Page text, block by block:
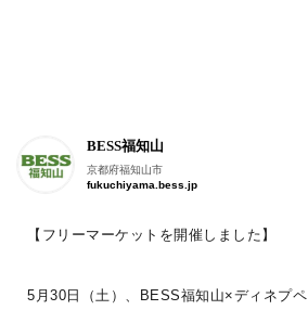
人気のタグ
BESSの家
京都府福知山市
こんにちは。
BESS福知山
京都府福知山市
fukuchiyama.bess.jp
【フリーマーケットを開催しました】
5月30日（土）、BESS福知山×ディネプペ